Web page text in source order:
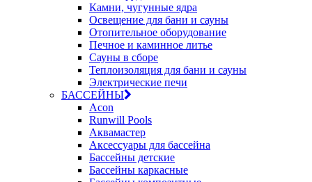
Камни, чугунные ядра
Освещение для бани и сауны
Отопительное оборудование
Печное и каминное литье
Сауны в сборе
Теплоизоляция для бани и сауны
Электрические печи
БАССЕЙНЫ
Acon
Runwill Pools
Аквамастер
Аксессуары для бассейна
Бассейны детские
Бассейны каркасные